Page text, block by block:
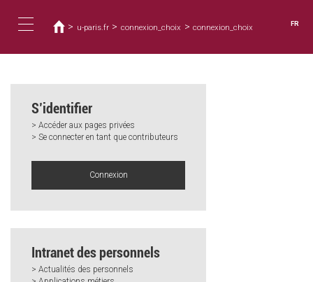
contenu
navigation
êtes
ici
> u-paris.fr > connexion_choix > connexion_choix FR
S’identifier
> Accéder aux pages privées
> Se connecter en tant que contributeurs
Connexion
Intranet des personnels
> Actualités des personnels